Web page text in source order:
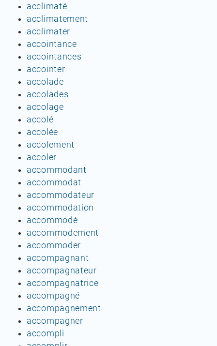
acclimaté
acclimatement
acclimater
accointance
accointances
accointer
accolade
accolades
accolage
accolé
accolée
accolement
accoler
accommodant
accommodat
accommodateur
accommodation
accommodé
accommodement
accommoder
accompagnant
accompagnateur
accompagnatrice
accompagné
accompagnement
accompagner
accompli